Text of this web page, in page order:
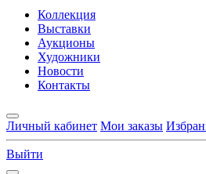
Коллекция
Выставки
Аукционы
Художники
Новости
Контакты
Личный кабинет Мои заказы
Выйти